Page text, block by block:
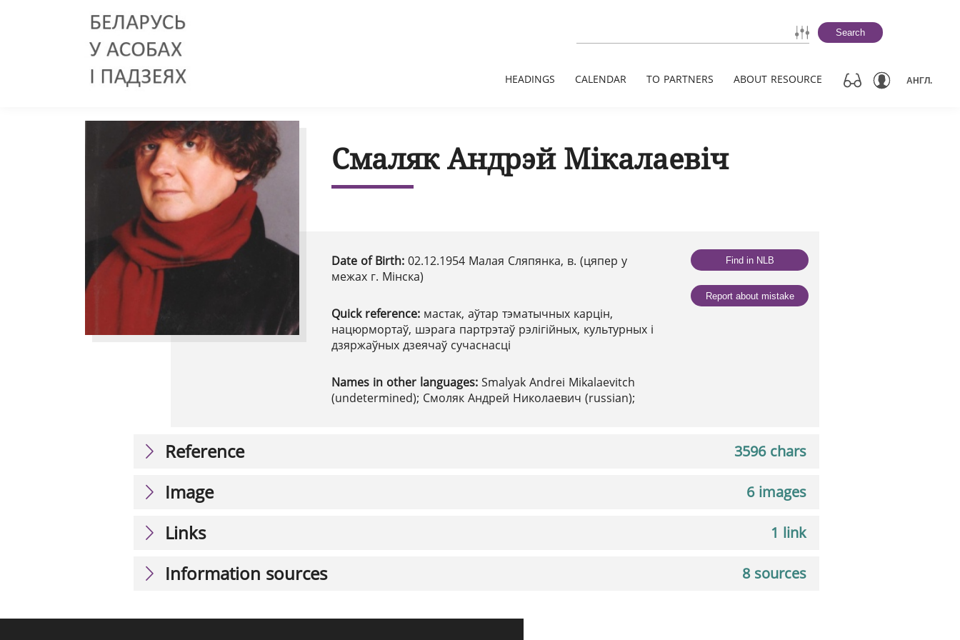
Search
HEADINGS CALENDAR TO PARTNERS ABOUT RESOURCE АНГЛ.
Смаляк Андрэй Мікалаевіч
Date of Birth: 02.12.1954 Малая Сляпянка, в. (цяпер у
межах г. Мінска)
Quick reference: мастак, аўтар тэматычных карцін,
нацюрмортаў, шэрага партрэтаў рэлігійных, культурных і
дзяржаўных дзеячаў сучаснасці
Names in other languages: Smalyak Andrei Mikalaevitch
(undetermined); Смоляк Андрей Николаевич (russian);
Find in NLB
Report about mistake
3596 chars
Reference
6 images
Image
1 link
Links
8 sources
Information sources